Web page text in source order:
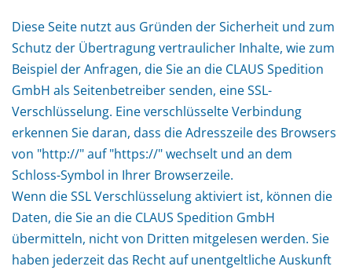
Diese Seite nutzt aus Gründen der Sicherheit und zum
Schutz der Übertragung vertraulicher Inhalte, wie zum
Beispiel der Anfragen, die Sie an die CLAUS Spedition
GmbH als Seitenbetreiber senden, eine SSL-
Verschlüsselung. Eine verschlüsselte Verbindung
erkennen Sie daran, dass die Adresszeile des Browsers
von "http://" auf "https://" wechselt und an dem
Schloss-Symbol in Ihrer Browserzeile.
Wenn die SSL Verschlüsselung aktiviert ist, können die
Daten, die Sie an die CLAUS Spedition GmbH
übermitteln, nicht von Dritten mitgelesen werden. Sie
haben jederzeit das Recht auf unentgeltliche Auskunft